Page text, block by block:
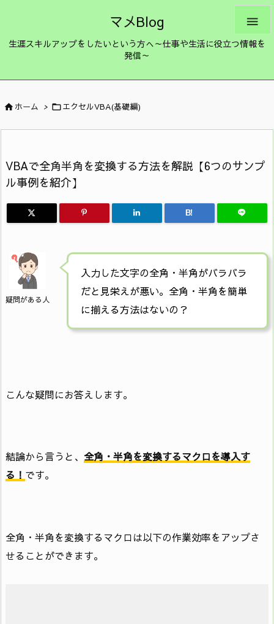
マメBlog
生涯スキルアップをしたいという方へ～仕事や生活に役立つ情報を
発信～

ホーム > エクセルVBA(基礎編)
VBAで全角半角を変換する方法を解説【6つのサンプ
ル事例を紹介】
B!
疑問がある人
入力した文字の全角・半角がバラバラ
だと見栄えが悪い。全角・半角を簡単
に揃える方法はないの？
こんな疑問にお答えします。
結論から言うと、 全角・半角を変換するマクロを導入す
る！ です。
全角・半角を変換するマクロは以下の作業効率をアップさ
せることができます。